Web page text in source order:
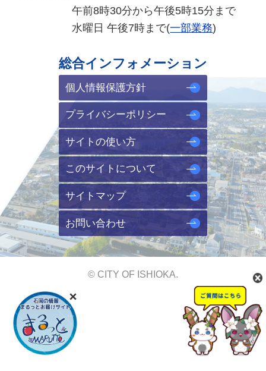
午前8時30分から午後5時15分まで
水曜日 午後7時まで(一部業務)
総合インフォメーション
個人情報保護方針
プライバシーポリシー
サイトの使い方
このサイトについて
サイトマップ
お問い合わせ
© CITY OF ISHIOKA.